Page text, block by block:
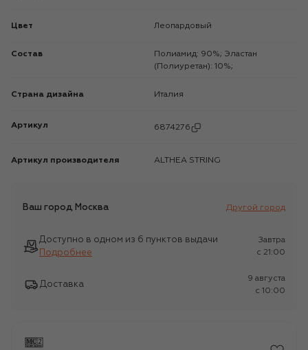
Цвет Леопардовый
Состав
Полиамид: 90%; Эластан
(Полиуретан): 10%;
Страна дизайна Италия
Артикул 6874276
Артикул производителя ALTHEA STRING
Ваш город Москва Другой город
Доступно в одном из 6 пунктов выдачи
Подробнее
Завтра
c 21:00
Доставка
9 августа
c 10:00